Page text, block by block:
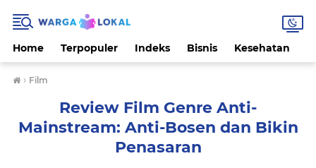
Home Terpopuler Indeks Bisnis Kesehatan
› Film
Review Film Genre Anti-
Mainstream: Anti-Bosen dan Bikin
Penasaran